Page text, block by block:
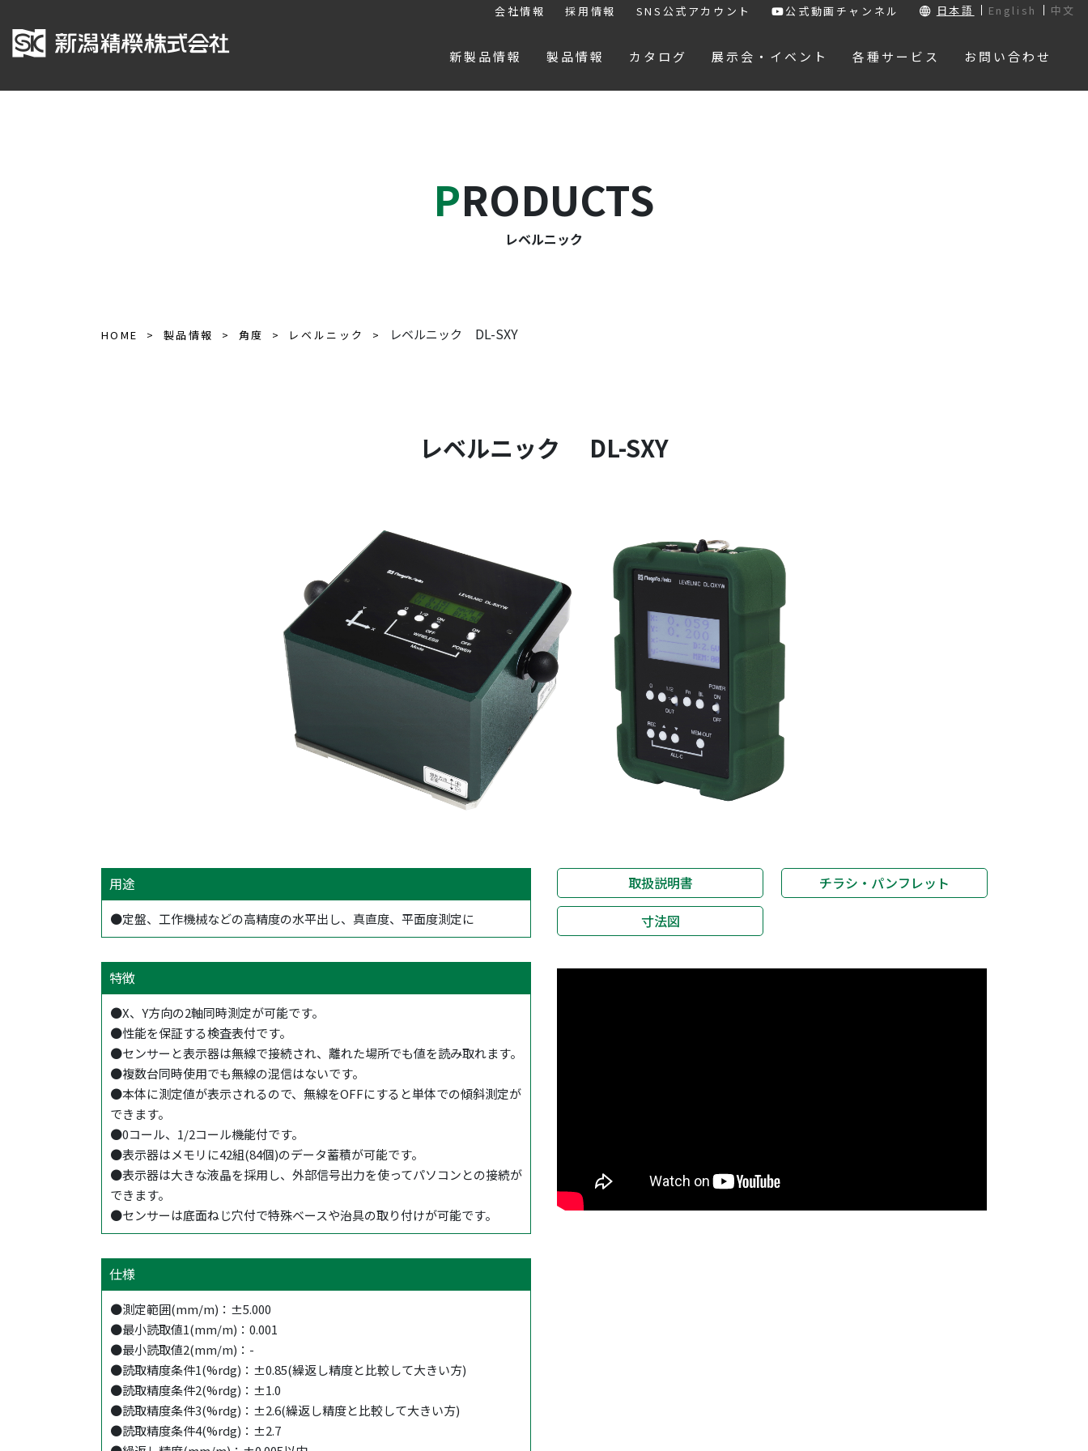
会社情報 採用情報 SNS公式アカウント 公式動画チャンネル 日本語 English 中文
新製品情報 製品情報 カタログ 展示会・イベント 各種サービス お問い合わせ
PRODUCTS
レベルニック
HOME 製品情報 角度 レベルニック レベルニック DL-SXY
レベルニック DL-SXY
用途
●定盤、工作機械などの高精度の水平出し、真直度、平面度測定に
特徴
●X、Y方向の2軸同時測定が可能です。
●性能を保証する検査表付です。
●センサーと表示器は無線で接続され、離れた場所でも値を読み取れます。
●複数台同時使用でも無線の混信はないです。
●本体に測定値が表示されるので、無線をOFFにすると単体での傾斜測定が
できます。
●0コール、1/2コール機能付です。
●表示器はメモリに42組(84個)のデータ蓄積が可能です。
●表示器は大きな液晶を採用し、外部信号出力を使ってパソコンとの接続が
できます。
●センサーは底面ねじ穴付で特殊ベースや治具の取り付けが可能です。
仕様
●測定範囲(mm/m)：±5.000
●最小読取値1(mm/m)：0.001
●最小読取値2(mm/m)：-
●読取精度条件1(%rdg)：±0.85(繰返し精度と比較して大きい方)
●読取精度条件2(%rdg)：±1.0
●読取精度条件3(%rdg)：±2.6(繰返し精度と比較して大きい方)
●読取精度条件4(%rdg)：±2.7
取扱説明書
チラシ・パンフレット
寸法図